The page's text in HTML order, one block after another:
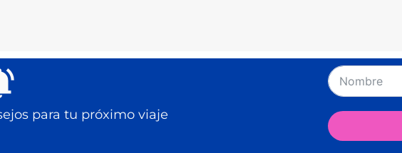
para tu próximo viaje